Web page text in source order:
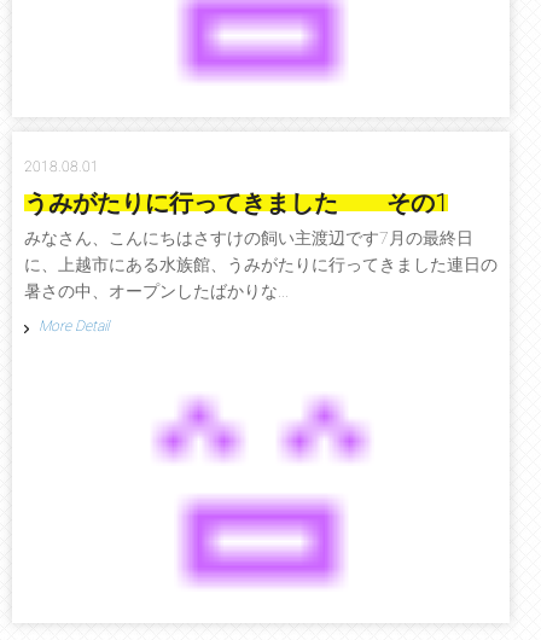
2018.08.01
うみがたりに行ってきました その1
みなさん、こんにちはさすけの飼い主渡辺です7月の最終日
に、上越市にある水族館、うみがたりに行ってきました連日の
暑さの中、オープンしたばかりな...
More Detail